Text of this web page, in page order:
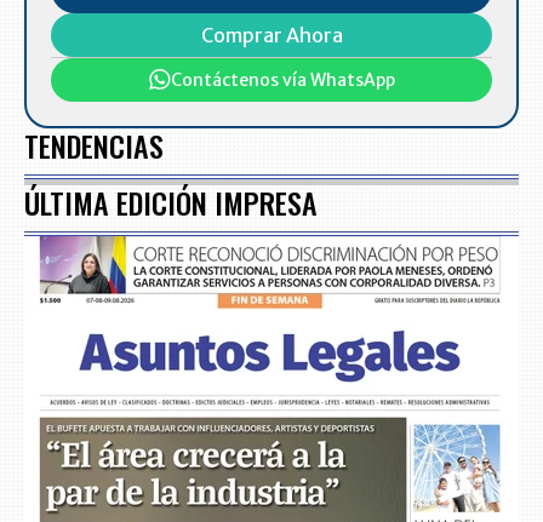
Comprar Ahora
Contáctenos vía WhatsApp
TENDENCIAS
ÚLTIMA EDICIÓN IMPRESA